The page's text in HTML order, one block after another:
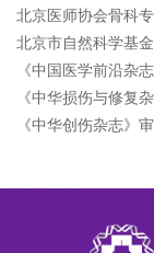
北京医师协会骨科
北京市自然科学基
《中国医学前沿杂
《中华损伤与修复
《中华创伤杂志》